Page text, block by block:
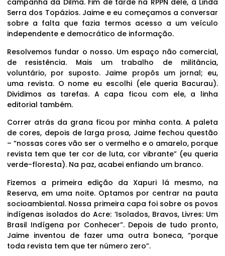
campanha da Dilma. Fim de tarde na RPPN dele, a Linda
Serra dos Topázios. Jaime e eu começamos a conversar
sobre a falta que fazia termos acesso a um veículo
independente e democrático de informação.
Resolvemos fundar o nosso. Um espaço não comercial,
de resistência. Mais um trabalho de militância,
voluntário, por suposto. Jaime propôs um jornal; eu,
uma revista. O nome eu escolhi (ele queria Bacurau).
Dividimos as tarefas. A capa ficou com ele, a linha
editorial também.
Correr atrás da grana ficou por minha conta. A paleta
de cores, depois de larga prosa, Jaime fechou questão
– “nossas cores vão ser o vermelho e o amarelo, porque
revista tem que ter cor de luta, cor vibrante” (eu queria
verde-floresta). Na paz, acabei enfiando um branco.
Fizemos a primeira edição da Xapuri lá mesmo, na
Reserva, em uma noite. Optamos por centrar na pauta
socioambiental. Nossa primeira capa foi sobre os povos
indígenas isolados do Acre: ‘Isolados, Bravos, Livres: Um
Brasil Indígena por Conhecer”. Depois de tudo pronto,
Jaime inventou de fazer uma outra boneca, “porque
toda revista tem que ter número zero”.